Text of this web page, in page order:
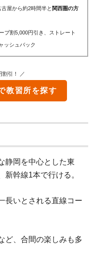
古屋から約2時間半と 関西圏の方
プ割5,000円引き、ストレート
ッシュバック
割引！ ／
教習所を探す
静岡を中心とした東
幹線1本で行ける。
長いとされる直線コー
ど、合間の楽しみも多